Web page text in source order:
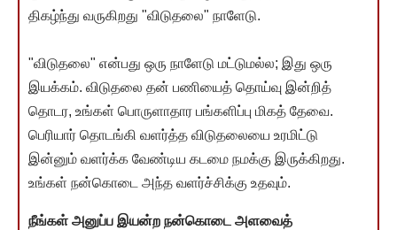
திகழ்ந்து வருகிறது "விடுதலை" நாளேடு.
"விடுதலை" என்பது ஒரு நாளேடு மட்டுமல்ல; இது ஒரு
இயக்கம். விடுதலை தன் பணியைத் தொய்வு இன்றித்
தொடர, உங்கள் பொருளாதார பங்களிப்பு மிகத் தேவை.
பெரியார் தொடங்கி வளர்த்த விடுதலையை உரமிட்டு
இன்னும் வளர்க்க வேண்டிய கடமை நமக்கு இருக்கிறது.
உங்கள் நன்கொடை அந்த வளர்ச்சிக்கு உதவும்.
நீங்கள் அனுப்ப இயன்ற நன்கொடை அளவைத்